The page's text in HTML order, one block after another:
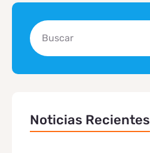
Noticias Recientes